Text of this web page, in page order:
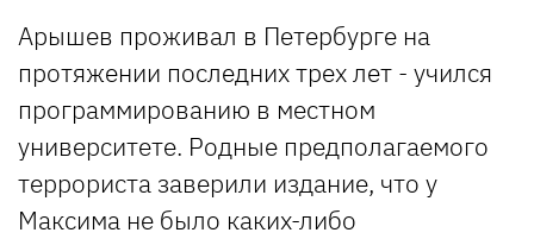
Арышев проживал в Петербурге на
протяжении последних трех лет - учился
программированию в местном
университете. Родные предполагаемого
террориста заверили издание, что у
Максима не было каких-либо